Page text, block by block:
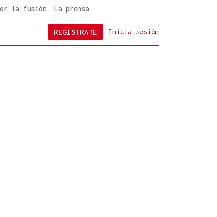
la fusión La prensa
Inicia sesión
REGÍSTRATE